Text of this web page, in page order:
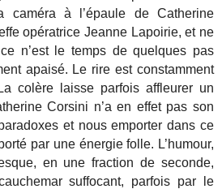
caméra à l’épaule de Catherine
opératrice Jeanne Lapoirie, et ne
n’est le temps de quelques pas
apaisé. Le rire est constamment
colère laisse parfois affleurer un
Corsini n’a en effet pas son
et nous emporter dans ce
par une énergie folle. L’humour,
en une fraction de seconde,
suffocant, parfois par le